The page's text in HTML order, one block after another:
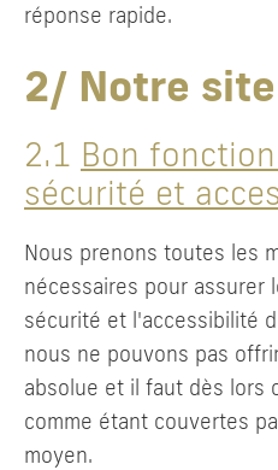
réponse rapide.
2/ Notre site
2.1 Bon
sécurité et
Nous prenons toutes les
nécessaires pour assurer
sécurité et l'accessibilité
nous ne pouvons pas
absolue et il faut dès lors
comme étant couvertes
moyen.